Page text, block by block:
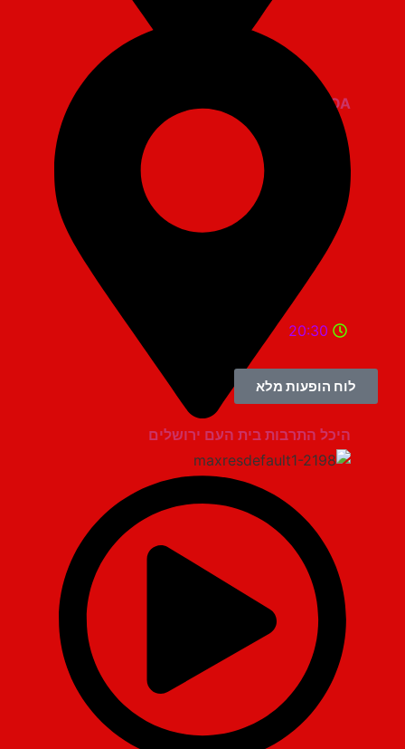
היכל התרבות בית העם ירושלים
20:30
לוח הופעות מלא